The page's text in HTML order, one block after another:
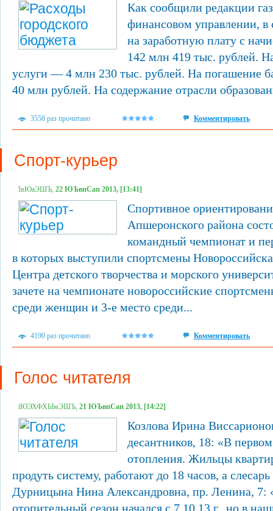
Как сообщили редакции
финансовом управлении, в
на заработную плату с
142 млн 419 тыс. рублей.
услуги — 4 млн 230 тыс. рублей. На погашение
40 млн рублей. На содержание отрасли
3558 раз прочитано Комментировать
Спорт-курьер
ІвЮаЭШЪ, 22 ЮЪвпСап 2013, [13:41]
Спортивное
Апшеронского района
командный чемпионат и
в которых выступили спортсмены
Центра детского творчества и морского
зачете на чемпионате новороссийские
среди женщин и 3-е место среди...
4190 раз прочитано Комментировать
Голос читателя
їЮЭХФХЫмЭШЪ, 21 ЮЪвпСап 2013, [14:22]
Козлова Ирина
десантников, 18: «В
отопления. Жильцы
продуть систему, работают до 18 часов, а
Дурницына Нина Александровна, пр. Ленина, 7:
отопительный сезон начался с 7.10.13 г., но в